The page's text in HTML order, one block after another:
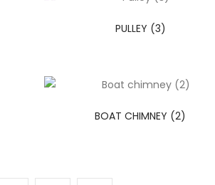
PULLEY (3)
BOAT CHIMNEY (2)